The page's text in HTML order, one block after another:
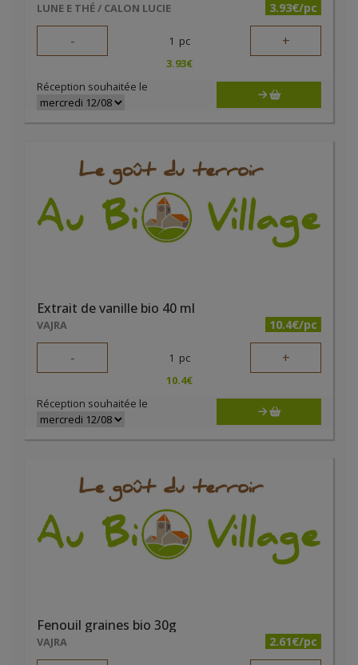
LUNE E THÉ / CALON LUCIE 3.93€/pc
- 1 pc +
3.93€
Réception souhaitée le
Extrait de vanille bio 40 ml
VAJRA 10.4€/pc
- 1 pc +
10.4€
Réception souhaitée le
Fenouil graines bio 30g
VAJRA 2.61€/pc